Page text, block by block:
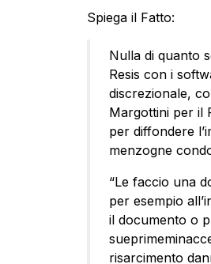
Spiega il Fatto:
Nulla di quanto
Resis con i
discrezionale,
Margottini per il
per diffondere
menzogne
“Le faccio una
per esempio
il documento o
risarcimento